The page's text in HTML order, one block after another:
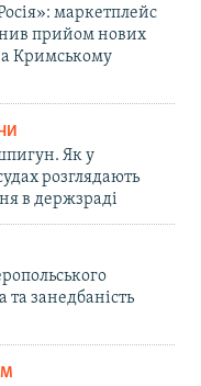
маркетплейс
прийом нових
Кримському
Як у
розглядають
в держзраді
та занедбаність